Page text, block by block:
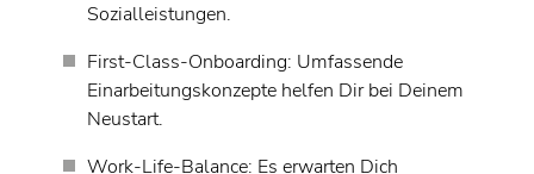
Sozialleistungen.
First-Class-Onboarding: Umfassende
Einarbeitungskonzepte helfen Dir bei Deinem
Neustart.
Work-Life-Balance: Es erwarten Dich